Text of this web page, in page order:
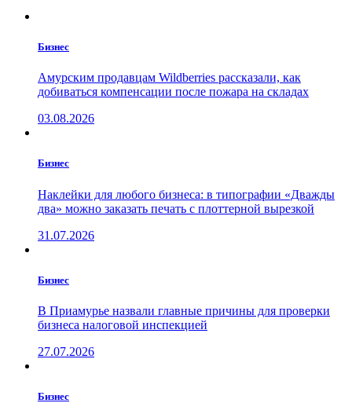
Бизнес
Амурским продавцам Wildberries рассказали, как
добиваться компенсации после пожара на складах
03.08.2026
Бизнес
Наклейки для любого бизнеса: в типографии «Дважды
два» можно заказать печать с плоттерной вырезкой
31.07.2026
Бизнес
В Приамурье назвали главные причины для проверки
бизнеса налоговой инспекцией
27.07.2026
Бизнес